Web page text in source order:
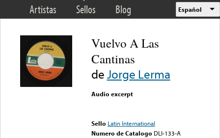
Artistas
Sellos Blog Español
Vuelvo A Las
Cantinas
deJorge Lerma
Audio excerpt
Sello Latin International
Numero de Catalogo DLI-133-A